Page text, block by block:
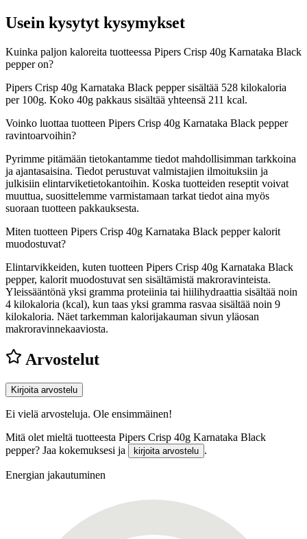
Usein kysytyt kysymykset
Kuinka paljon kaloreita tuotteessa Pipers Crisp 40g Karnataka Black
pepper on?
Pipers Crisp 40g Karnataka Black pepper sisältää 528 kilokaloria
per 100g. Koko 40g pakkaus sisältää yhteensä 211 kcal.
Voinko luottaa tuotteen Pipers Crisp 40g Karnataka Black pepper
ravintoarvoihin?
Pyrimme pitämään tietokantamme tiedot mahdollisimman tarkkoina
ja ajantasaisina. Tiedot perustuvat valmistajien ilmoituksiin ja
julkisiin elintarviketietokantoihin. Koska tuotteiden reseptit voivat
muuttua, suosittelemme varmistamaan tarkat tiedot aina myös
suoraan tuotteen pakkauksesta.
Miten tuotteen Pipers Crisp 40g Karnataka Black pepper kalorit
muodostuvat?
Elintarvikkeiden, kuten tuotteen Pipers Crisp 40g Karnataka Black
pepper, kalorit muodostuvat sen sisältämistä makroravinteista.
Yleissääntönä yksi gramma proteiinia tai hiilihydraattia sisältää noin
4 kilokaloria (kcal), kun taas yksi gramma rasvaa sisältää noin 9
kilokaloria. Näet tarkemman kalorijakauman sivun yläosan
makroravinnekaaviosta.
Arvostelut
Kirjoita arvostelu
Ei vielä arvosteluja. Ole ensimmäinen!
Mitä olet mieltä tuotteesta Pipers Crisp 40g Karnataka Black
pepper? Jaa kokemuksesi ja
kirjoita arvostelu .
Energian jakautuminen